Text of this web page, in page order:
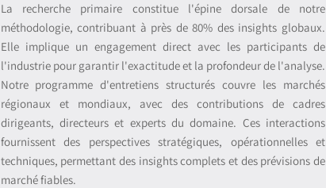
La recherche primaire constitue l'épine dorsale de notre
méthodologie, contribuant à près de 80% des insights globaux.
Elle implique un engagement direct avec les participants de
l'industrie pour garantir l'exactitude et la profondeur de l'analyse.
Notre programme d'entretiens structurés couvre les marchés
régionaux et mondiaux, avec des contributions de cadres
dirigeants, directeurs et experts du domaine. Ces interactions
fournissent des perspectives stratégiques, opérationnelles et
techniques, permettant des insights complets et des prévisions de
marché fiables.